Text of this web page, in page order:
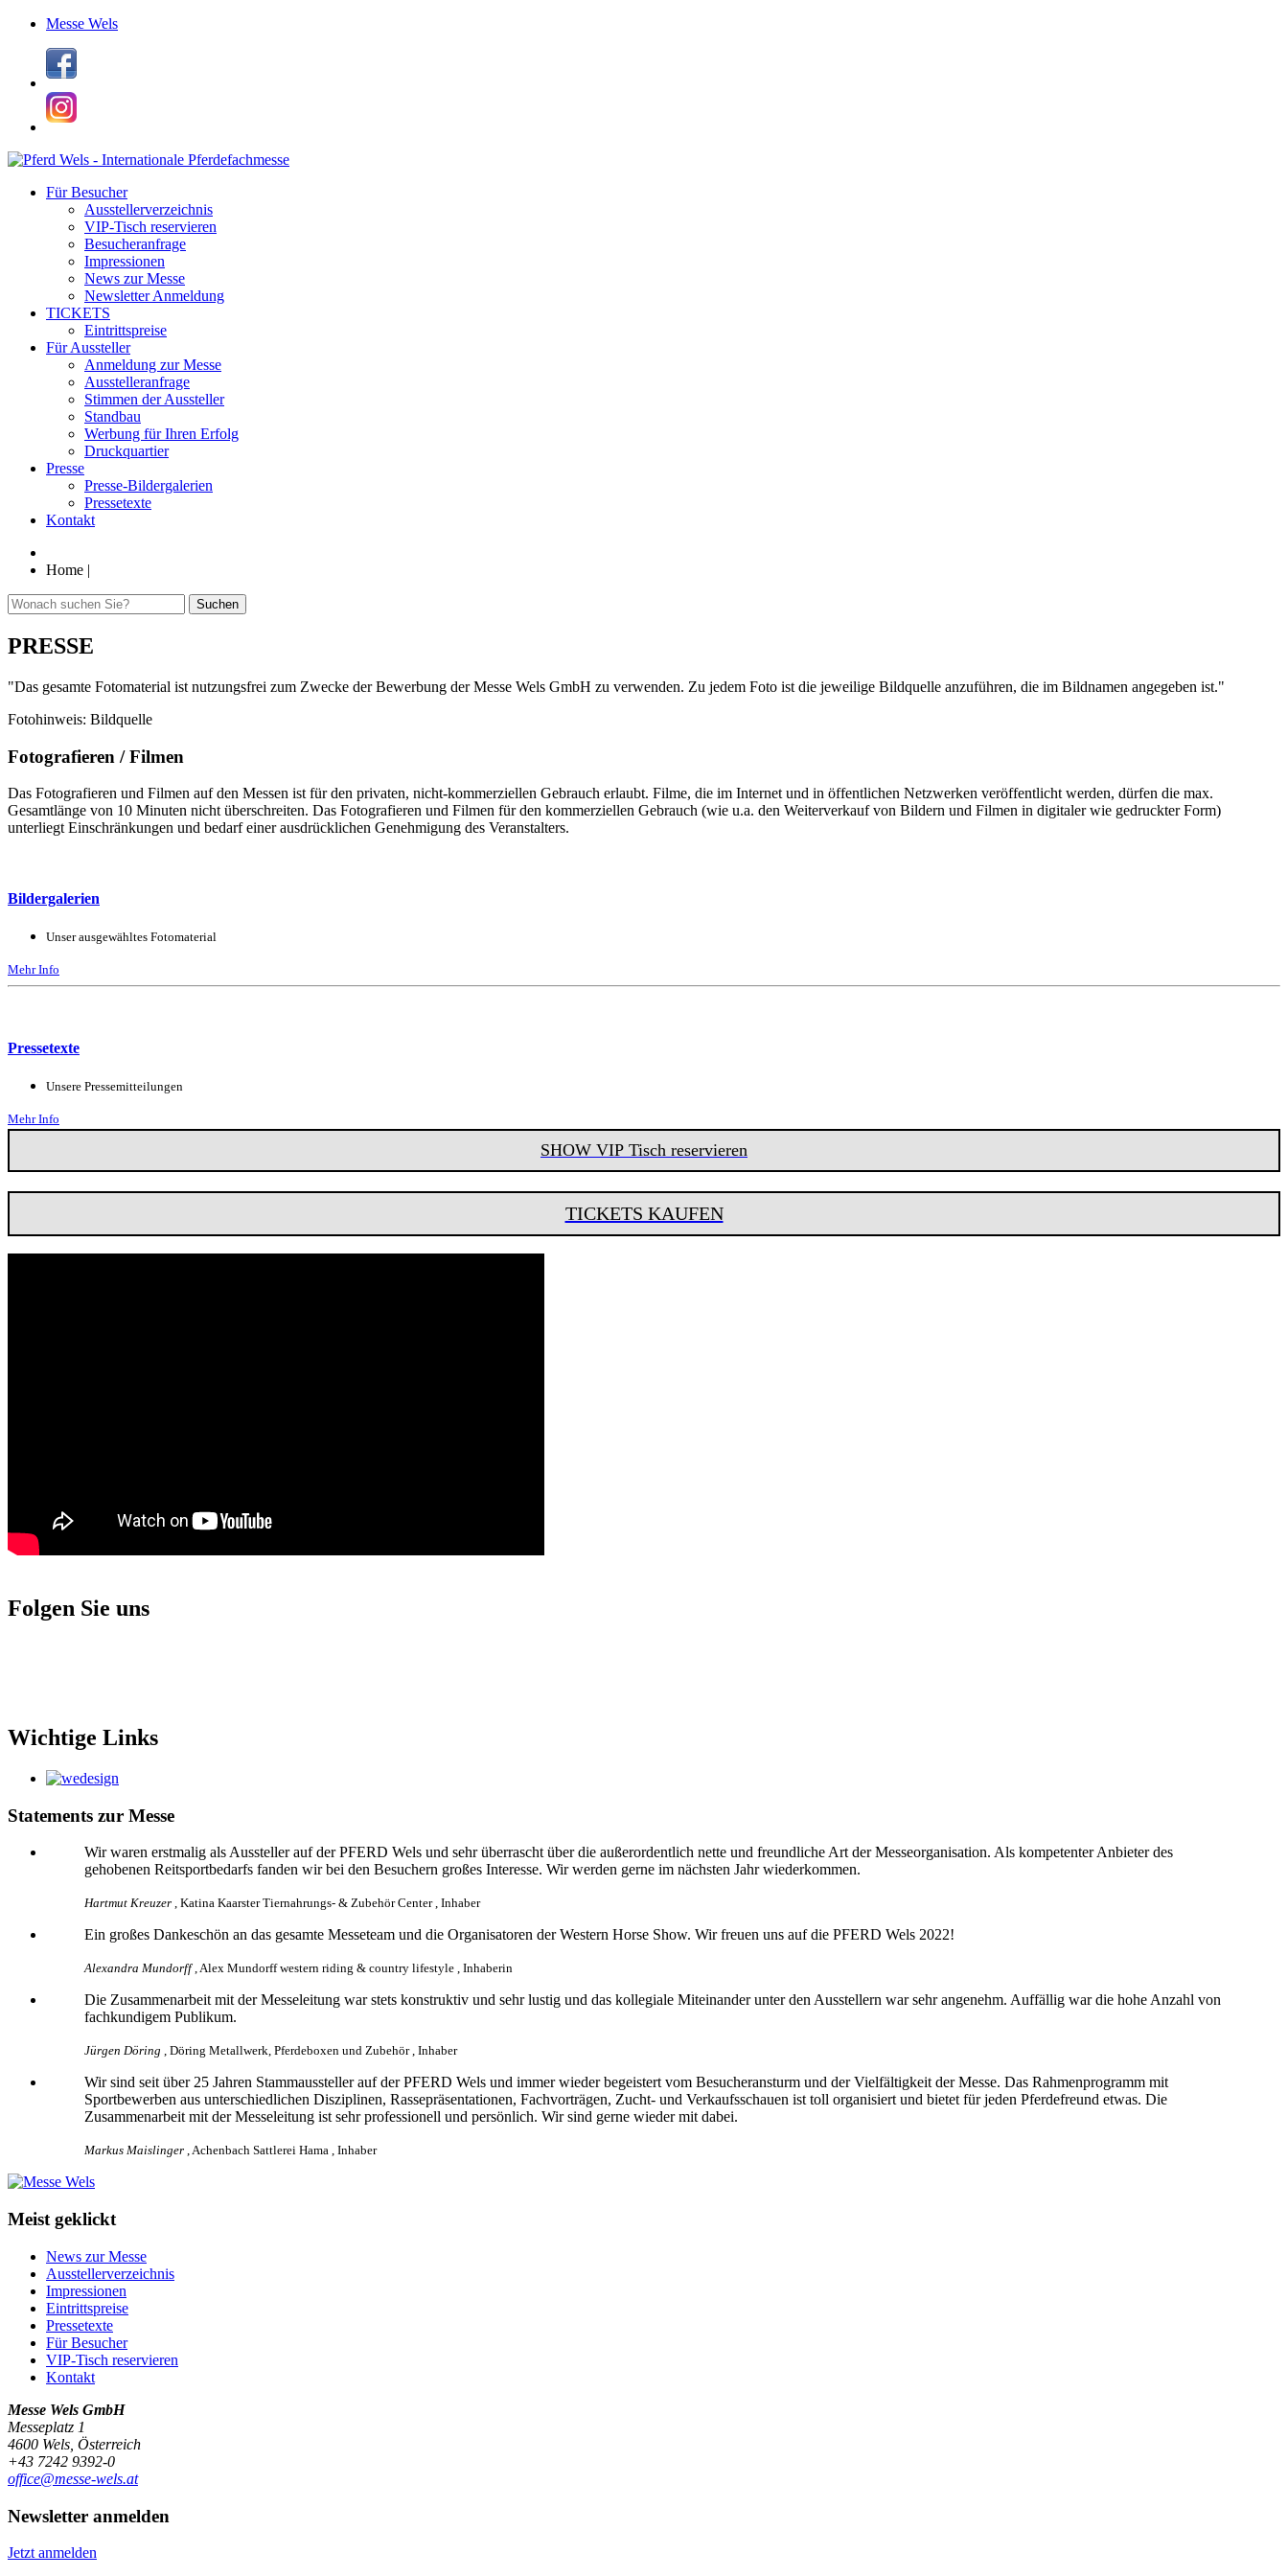
Messe Wels
Für Besucher
Ausstellerverzeichnis
VIP-Tisch reservieren
Besucheranfrage
Impressionen
News zur Messe
Newsletter Anmeldung
TICKETS
Eintrittspreise
Für Aussteller
Anmeldung zur Messe
Ausstelleranfrage
Stimmen der Aussteller
Standbau
Werbung für Ihren Erfolg
Druckquartier
Presse
Presse-Bildergalerien
Pressetexte
Kontakt
Home |
Suchen
PRESSE
"Das gesamte Fotomaterial ist nutzungsfrei zum Zwecke der Bewerbung der Messe Wels GmbH zu verwenden. Zu jedem Foto ist die jeweilige Bildquelle anzuführen, die im Bildnamen angegeben ist."
Fotohinweis: Bildquelle
Fotografieren / Filmen
Das Fotografieren und Filmen auf den Messen ist für den privaten, nicht-kommerziellen Gebrauch erlaubt. Filme, die im Internet und in öffentlichen Netzwerken veröffentlicht werden, dürfen die max.
Gesamtlänge von 10 Minuten nicht überschreiten. Das Fotografieren und Filmen für den kommerziellen Gebrauch (wie u.a. den Weiterverkauf von Bildern und Filmen in digitaler wie gedruckter Form)
unterliegt Einschränkungen und bedarf einer ausdrücklichen Genehmigung des Veranstalters.
Bildergalerien
Unser ausgewähltes Fotomaterial
Mehr Info
Pressetexte
Unsere Pressemitteilungen
Mehr Info
SHOW VIP Tisch reservieren
TICKETS KAUFEN
Folgen Sie uns
Wichtige Links
Statements zur Messe
Wir waren erstmalig als Aussteller auf der PFERD Wels und sehr überrascht über die außerordentlich nette und freundliche Art der Messeorganisation. Als kompetenter Anbieter des
gehobenen Reitsportbedarfs fanden wir bei den Besuchern großes Interesse. Wir werden gerne im nächsten Jahr wiederkommen.
Hartmut Kreuzer , Katina Kaarster Tiernahrungs- & Zubehör Center , Inhaber
Ein großes Dankeschön an das gesamte Messeteam und die Organisatoren der Western Horse Show. Wir freuen uns auf die PFERD Wels 2022!
Alexandra Mundorff, Alex Mundorff western riding & country lifestyle , Inhaberin
Die Zusammenarbeit mit der Messeleitung war stets konstruktiv und sehr lustig und das kollegiale Miteinander unter den Ausstellern war sehr angenehm. Auffällig war die hohe Anzahl von
fachkundigem Publikum.
Jürgen Döring , Döring Metallwerk, Pferdeboxen und Zubehör , Inhaber
Wir sind seit über 25 Jahren Stammaussteller auf der PFERD Wels und immer wieder begeistert vom Besucheransturm und der Vielfältigkeit der Messe. Das Rahmenprogramm mit
Sportbewerben aus unterschiedlichen Disziplinen, Rassepräsentationen, Fachvorträgen, Zucht- und Verkaufsschauen ist toll organisiert und bietet für jeden Pferdefreund etwas. Die
Zusammenarbeit mit der Messeleitung ist sehr professionell und persönlich. Wir sind gerne wieder mit dabei.
Markus Maislinger , Achenbach Sattlerei Hama , Inhaber
Meist geklickt
News zur Messe
Ausstellerverzeichnis
Impressionen
Eintrittspreise
Pressetexte
Für Besucher
VIP-Tisch reservieren
Kontakt
Messe Wels GmbH
Messeplatz 1
4600 Wels, Österreich
+43 7242 9392-0
office@messe-wels.at
Newsletter anmelden
Jetzt anmelden